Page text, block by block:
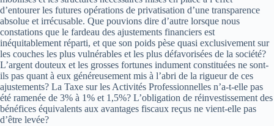
d’entourer les futures opérations de privatisation d’une transparence
absolue et irrécusable. Que pouvions dire d’autre lorsque nous
constations que le fardeau des ajustements financiers est
inéquitablement réparti, et que son poids pèse quasi exclusivement sur
les couches les plus vulnérables et les plus défavorisées de la société?
L’argent douteux et les grosses fortunes indument constituées ne sont­-
ils pas quant à eux généreusement mis à l’abri de la rigueur de ces
ajustements? La Taxe sur les Activités Professionnelles n’a­-t-­elle pas
été ramenée de 3% à 1% et 1,5%? L’obligation de réinvestissement des
bénéfices équivalents aux avantages fiscaux reçus ne vient-­elle pas
d’être levée?